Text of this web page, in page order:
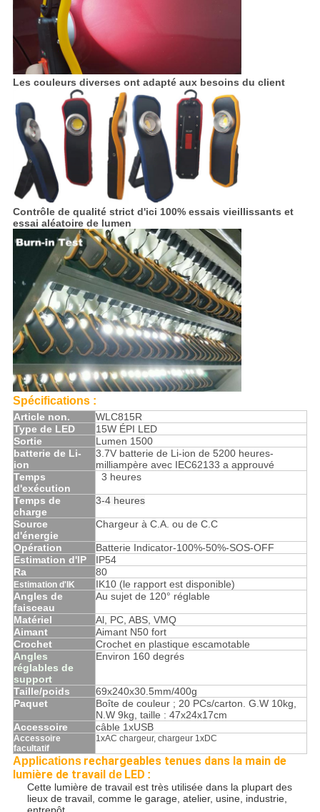
Les couleurs diverses ont adapté aux besoins du client
Contrôle de qualité strict d'ici 100% essais vieillissants et
essai aléatoire de lumen
Spécifications :
Article non.
WLC815R
Type de LED
15W ÉPI LED
Sortie
Lumen 1500
batterie de Li-
ion
3.7V batterie de Li-ion de 5200 heures-
milliampère avec IEC62133 a approuvé
Temps
d'exécution
3 heures
Temps de
charge
3-4 heures
Source
d'énergie
Chargeur à C.A. ou de C.C
Opération
Batterie Indicator-100%-50%-SOS-OFF
Estimation d'IP
IP54
Ra
80
Estimation d'IK
IK10 (le rapport est disponible)
Angles de
faisceau
Au sujet de 120° réglable
Matériel
Al, PC, ABS, VMQ
Aimant
Aimant N50 fort
Crochet
Crochet en plastique escamotable
Angles
réglables de
support
Environ 160 degrés
Taille/poids
69x240x30.5mm/400g
Paquet
Boîte de couleur ; 20 PCs/carton. G.W 10kg,
N.W 9kg, taille : 47x24x17cm
Accessoire
câble 1xUSB
Accessoire
facultatif
1xAC chargeur, chargeur 1xDC
Applications rechargeables tenues dans la main de
lumière de travail de LED :
Cette lumière de travail est très utilisée dans la plupart des
lieux de travail, comme le garage, atelier, usine, industrie,